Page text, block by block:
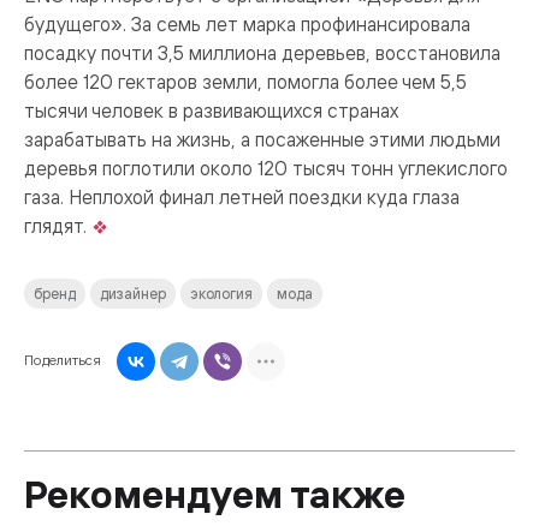
будущего». За семь лет марка профинансировала
посадку почти 3,5 миллиона деревьев, восстановила
более 120 гектаров земли, помогла более чем 5,5
тысячи человек в развивающихся странах
зарабатывать на жизнь, а посаженные этими людьми
деревья поглотили около 120 тысяч тонн углекислого
газа. Неплохой финал летней поездки куда глаза
глядят.
бренд дизайнер экология мода
Поделиться
Рекомендуем также